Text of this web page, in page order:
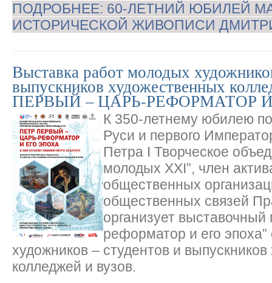
ПОДРОБНЕЕ: 60-ЛЕТНИЙ ЮБИЛЕЙ
ИСТОРИЧЕСКОЙ ЖИВОПИСИ
Выставка работ молодых
выпускников художественных
ПЕРВЫЙ – ЦАРЬ-РЕФОРМАТОР
К 350-летнему юбилею
Руси и первого
Петра I Творческое
молодых XXI”, член
общественных
общественных связей
организует выставочный
реформатор и его
художников – студентов и
колледжей и вузов.